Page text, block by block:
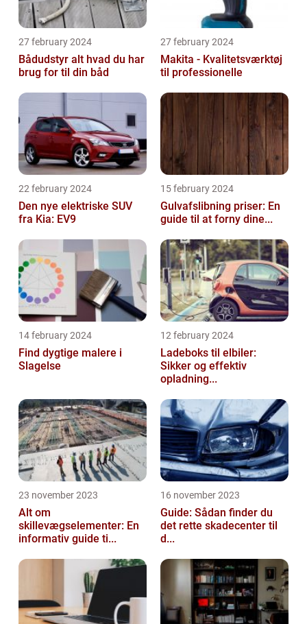
27 february 2024
Bådudstyr alt hvad du har
brug for til din båd
27 february 2024
Makita - Kvalitetsværktøj
til professionelle
22 february 2024
Den nye elektriske SUV
fra Kia: EV9
15 february 2024
Gulvafslibning priser: En
guide til at forny dine...
14 february 2024
Find dygtige malere i
Slagelse
12 february 2024
Ladeboks til elbiler:
Sikker og effektiv
opladning...
23 november 2023
Alt om
skillevægselementer: En
informativ guide ti...
16 november 2023
Guide: Sådan finder du
det rette skadecenter til
d...